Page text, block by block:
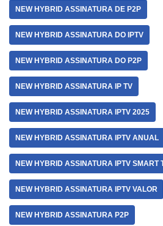
NEW HYBRID ASSINATURA DE P2P
NEW HYBRID ASSINATURA DO IPTV
NEW HYBRID ASSINATURA DO P2P
NEW HYBRID ASSINATURA IP TV
NEW HYBRID ASSINATURA IPTV 2025
NEW HYBRID ASSINATURA IPTV ANUAL
NEW HYBRID ASSINATURA IPTV SMART
NEW HYBRID ASSINATURA IPTV VALOR
NEW HYBRID ASSINATURA P2P